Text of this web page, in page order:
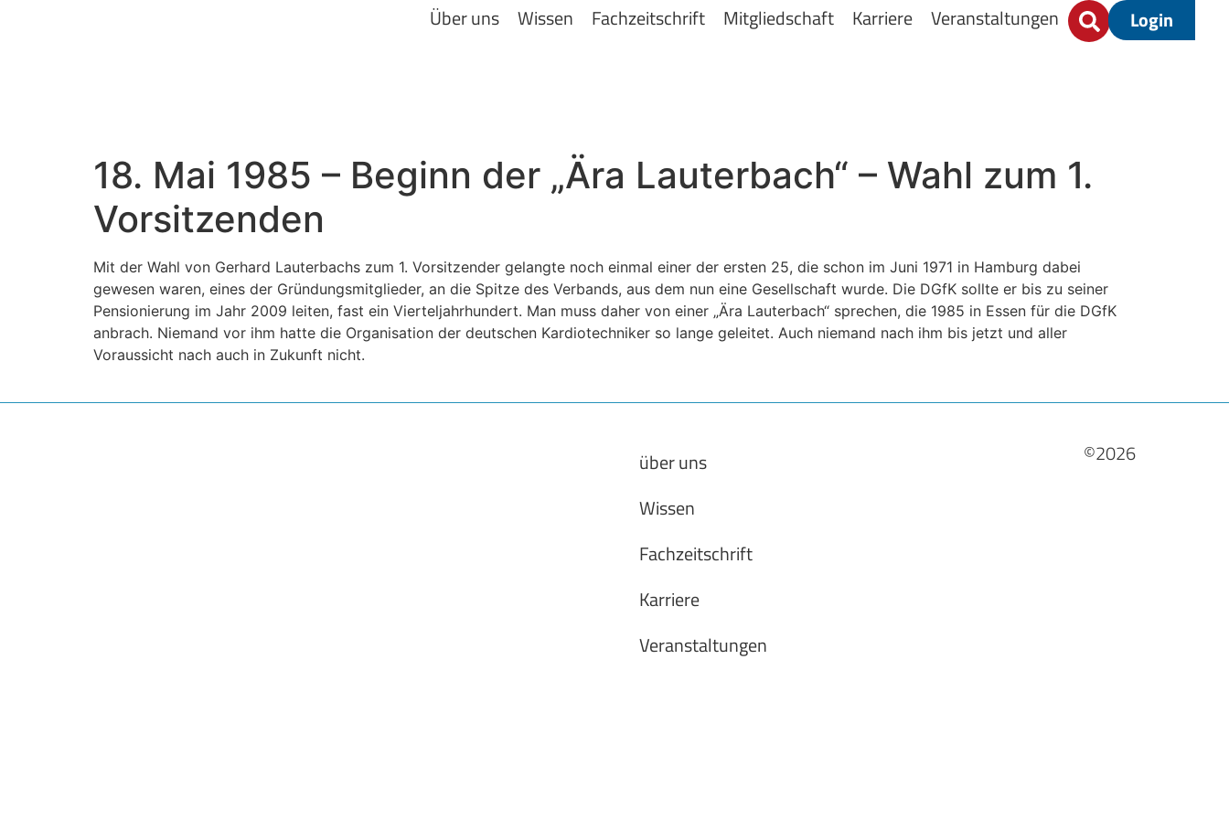
Über uns Wissen Fachzeitschrift Mitgliedschaft Karriere Veranstaltungen Login
18. Mai 1985 – Beginn der „Ära Lauterbach“ – Wahl zum 1.
Vorsitzenden
Mit der Wahl von Gerhard Lauterbachs zum 1. Vorsitzender gelangte noch einmal einer der ersten 25, die schon im Juni 1971 in Hamburg dabei
gewesen waren, eines der Gründungsmitglieder, an die Spitze des Verbands, aus dem nun eine Gesellschaft wurde. Die DGfK sollte er bis zu seiner
Pensionierung im Jahr 2009 leiten, fast ein Vierteljahrhundert. Man muss daher von einer „Ära Lauterbach“ sprechen, die 1985 in Essen für die DGfK
anbrach. Niemand vor ihm hatte die Organisation der deutschen Kardiotechniker so lange geleitet. Auch niemand nach ihm bis jetzt und aller
Voraussicht nach auch in Zukunft nicht.
über uns
Wissen
Fachzeitschrift
Karriere
Veranstaltungen
©2026